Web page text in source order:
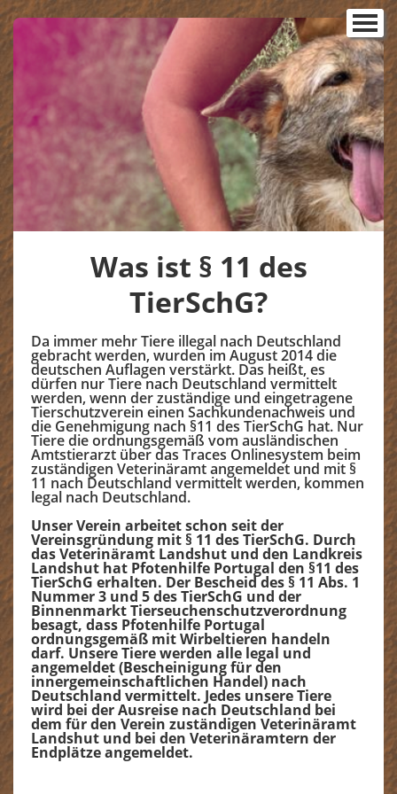
Startseite
Unser Team
▼
Unsere Tiere
Senioren- und Patenhunde ▼
Tiere in Deutschland
Glückskinder 2026
Glückskinder 2025
Glückskinder 2024
Notfall-Hunde - Adoptiert
Regenbogenbrücke
Wissenswertes
Warum ein Tier aus dem Ausland?
Tipps für Neuankömmlinge
Was ist § 11 des TierSchG?
Was sind Mittelmeerkrankheiten?
Jetzt aktiv werden!
Kontakt
Datenschutzerklärung
Impressum
Was ist § 11 des
TierSchG?
Da immer mehr Tiere illegal nach Deutschland
gebracht werden, wurden im August 2014 die
deutschen Auflagen verstärkt. Das heißt, es
dürfen nur Tiere nach Deutschland vermittelt
werden, wenn der zuständige und eingetragene
Tierschutzverein einen Sachkundenachweis und
die Genehmigung nach §11 des TierSchG hat. Nur
Tiere die ordnungsgemäß vom ausländischen
Amtstierarzt über das Traces Onlinesystem beim
zuständigen Veterinäramt angemeldet und mit §
11 nach Deutschland vermittelt werden, kommen
legal nach Deutschland.
Unser Verein arbeitet schon seit der
Vereinsgründung mit § 11 des TierSchG. Durch
das Veterinäramt Landshut und den Landkreis
Landshut hat Pfotenhilfe Portugal den §11 des
TierSchG erhalten. Der Bescheid des § 11 Abs. 1
Nummer 3 und 5 des TierSchG und der
Binnenmarkt Tierseuchenschutzverordnung
besagt, dass Pfotenhilfe Portugal
ordnungsgemäß mit Wirbeltieren handeln
darf. Unsere Tiere werden alle legal und
angemeldet (Bescheinigung für den
innergemeinschaftlichen Handel) nach
Deutschland vermittelt. Jedes unsere Tiere
wird bei der Ausreise nach Deutschland bei
dem für den Verein zuständigen Veterinäramt
Landshut und bei den Veterinäramtern der
Endplätze angemeldet.